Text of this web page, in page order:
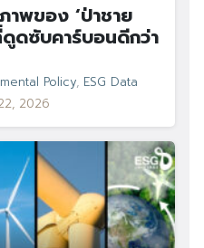
พของ ‘ป่าชาย
ดูดซับคาร์บอนดีกว่า
Policy, ESG Data
2026